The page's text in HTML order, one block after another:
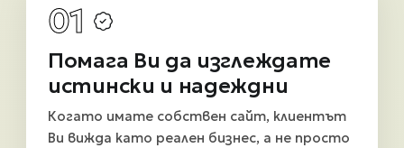
01
Помага Ви да изглеждате
истински и надеждни
Когато имате собствен сайт, клиентът
Ви вижда като реален бизнес, а не просто